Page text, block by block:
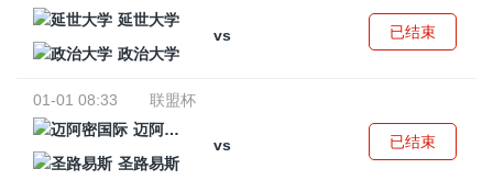
延世大学
vs
政治大学
已结束
01-01 08:33
联盟杯
迈阿密国际
vs
圣路易斯
已结束